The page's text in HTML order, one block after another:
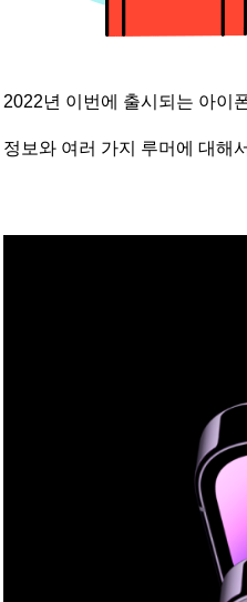
2022년 이번에 출시되는 아이
정보와 여러 가지 루머에 대해